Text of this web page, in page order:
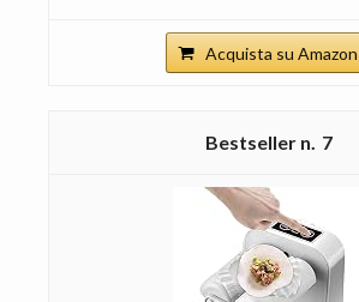
Acquista su Amazon
7